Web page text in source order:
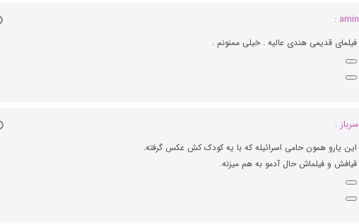
amin :
فیلمای قدیمی هندی عالیه . خیلی ممنونم .
سرباز :
این یارو همون حامی اسرائیله که با یه کودک کش عکس گرفته.
قیافش و فیلماش حال آدمو به هم میزنه.